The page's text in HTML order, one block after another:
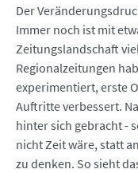
Der
Immer noch ist mit
Zeitungslandschaft
Regionalzeitungen
experimentiert, erste
Auftritte verbessert.
hinter sich gebracht -
nicht Zeit wäre, statt
zu denken. So sieht